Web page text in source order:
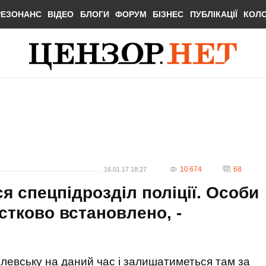
ВІДЕО БЛОГИ ФОРУМ БІЗНЕС ПУБЛІКАЦІЇ
16.01.17 18:27 10 674 68
поліції. Особи
встановлено, -
на даний час і залишатиметься там за